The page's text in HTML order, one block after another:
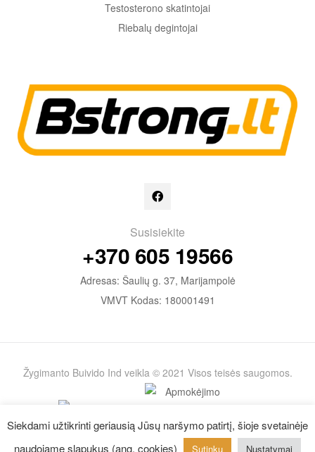
Susisiekite
+370 605 19566
Adresas: Šaulių g. 37, Marijampolė
VMVT Kodas: 180001491
Testosterono skatintojai
Riebalų degintojai
Žygimanto Buivido Ind veikla © 2021 Visos teisės saugomos.
Siekdami užtikrinti geriausią Jūsų naršymo patirtį, šioje svetainėje
naudojame slapukus (ang. cookies)
Sutinku Nustatymai